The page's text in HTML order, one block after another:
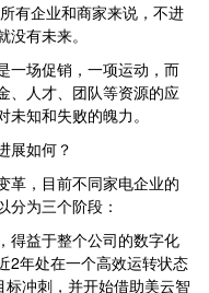
有企业和商家来说，不进
有未来。
一场促销，一项运动，而
、人才、团队等资源的应
知和失败的魄力。
展如何？
革，目前不同家电企业的
分为三个阶段：
得益于整个公司的数字化
2年处在一个高效运转状态
标冲刺，并开始借助美云智